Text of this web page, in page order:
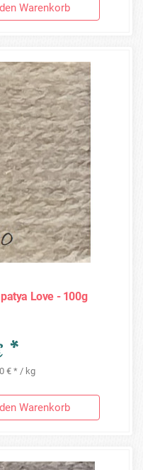
Warenkorb
Love - 100g
*
€ * / kg
Warenkorb